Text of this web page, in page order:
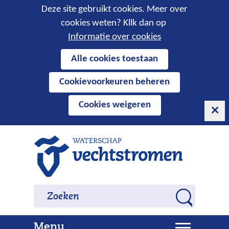
Cookies
toestaan?
Deze site gebruikt cookies. Meer over
cookies weten? Kllk dan op
Informatie over cookies
cookies
deze
website
worden
toegestaan
geweigerd.
Alle cookies toestaan
Cookievoorkeuren beheren
Cookies weigeren
naar
o
Zoeken Zoeken
U